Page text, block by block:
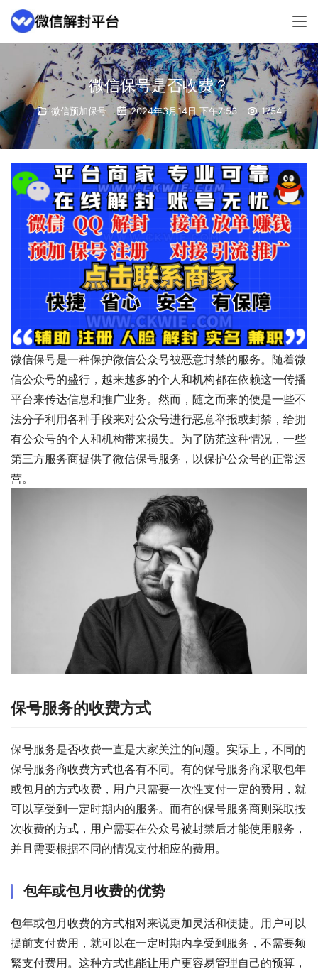
微信保号是否收费？
微信预加保号 2024年3月14日 下午7:53 1754
微信保号是一种保护微信公众号被恶意封禁的服务。随着微
信公众号的盛行，越来越多的个人和机构都在依赖这一传播
平台来传达信息和推广业务。然而，随之而来的便是一些不
法分子利用各种手段来对公众号进行恶意举报或封禁，给拥
有公众号的个人和机构带来损失。为了防范这种情况，一些
第三方服务商提供了微信保号服务，以保护公众号的正常运
营。
保号服务的收费方式
保号服务是否收费一直是大家关注的问题。实际上，不同的
保号服务商收费方式也各有不同。有的保号服务商采取包年
或包月的方式收费，用户只需要一次性支付一定的费用，就
可以享受到一定时期内的服务。而有的保号服务商则采取按
次收费的方式，用户需要在公众号被封禁后才能使用服务，
并且需要根据不同的情况支付相应的费用。
包年或包月收费的优势
包年或包月收费的方式相对来说更加灵活和便捷。用户可以
提前支付费用，就可以在一定时期内享受到服务，不需要频
繁支付费用。这种方式也能让用户更容易管理自己的预算，